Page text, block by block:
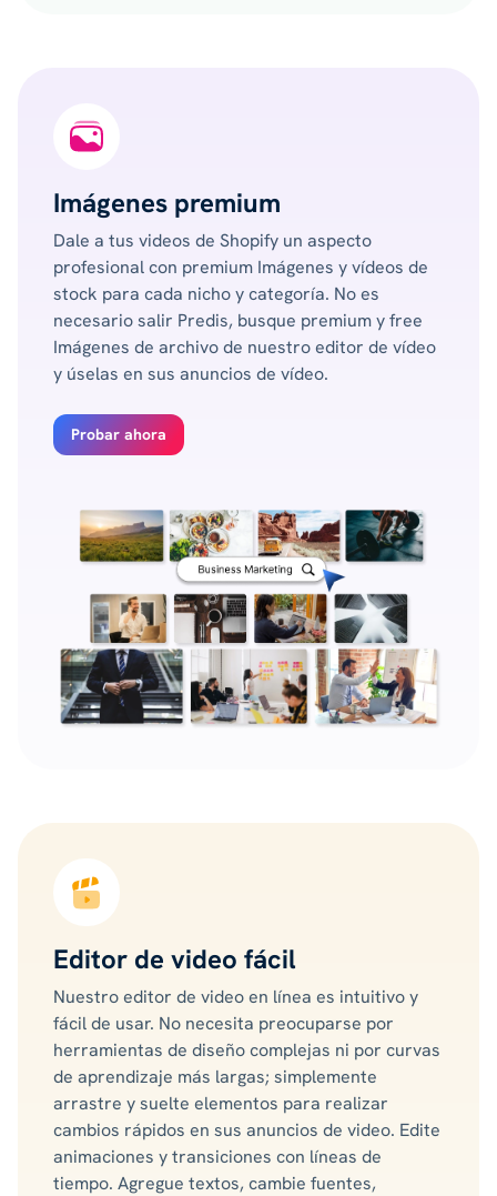
Imágenes premium
Dale a tus videos de Shopify un aspecto
profesional con premium Imágenes y vídeos de
stock para cada nicho y categoría. No es
necesario salir Predis, busque premium y free
Imágenes de archivo de nuestro editor de vídeo
y úselas en sus anuncios de vídeo.
Probar ahora
Editor de video fácil
Nuestro editor de video en línea es intuitivo y
fácil de usar. No necesita preocuparse por
herramientas de diseño complejas ni por curvas
de aprendizaje más largas; simplemente
arrastre y suelte elementos para realizar
cambios rápidos en sus anuncios de video. Edite
animaciones y transiciones con líneas de
tiempo. Agregue textos, cambie fuentes,